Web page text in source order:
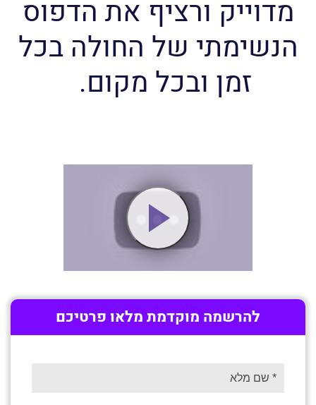
מדוייק ורציף את הדפוס
הנשימתי של החולה בכל
זמן ובכל מקום.
להרשמה מוקדמת מלאו פרטיכם